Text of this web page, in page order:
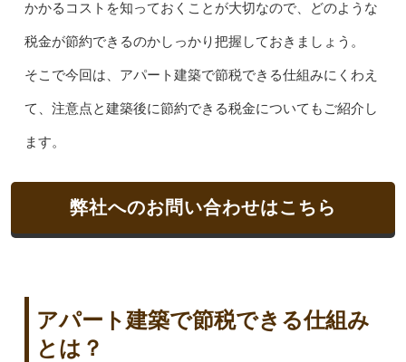
かかるコストを知っておくことが大切なので、どのような
税金が節約できるのかしっかり把握しておきましょう。
そこで今回は、アパート建築で節税できる仕組みにくわえ
て、注意点と建築後に節約できる税金についてもご紹介し
ます。
弊社へのお問い合わせはこちら
アパート建築で節税できる仕組み
とは？